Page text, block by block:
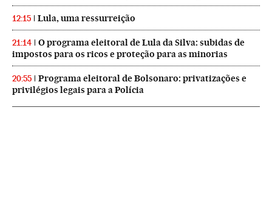
12:15 Lula, uma ressurreição
21:14
O programa eleitoral de Lula da Silva: subidas de
impostos para os ricos e proteção para as minorias
20:55
Programa eleitoral de Bolsonaro: privatizações e
privilégios legais para a Polícia